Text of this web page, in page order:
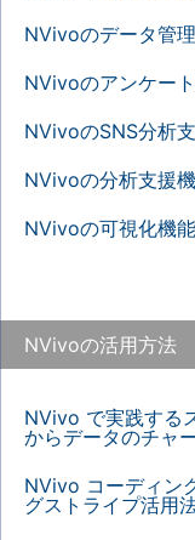
NVivoのデータ管
NVivoのアンケー
NVivoのSNS分析
NVivoの分析支援
NVivoの可視化機能
NVivoの活用方法
NVivo で実践する
からデータのチャ
NVivo コーディン
グストライプ活用